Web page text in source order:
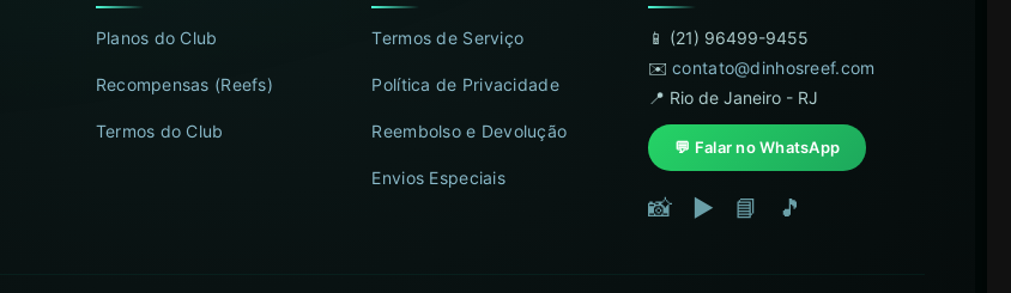
Planos do Club
Recompensas (Reefs)
Termos do Club
Termos de Serviço
Política de Privacidade
Reembolso e Devolução
Envios Especiais
📱 (21) 96499-9455
✉️contato@dinhosreef.com
📍 Rio de Janeiro - RJ
💬 Falar no WhatsApp
📸 ▶️ 📘 🎵